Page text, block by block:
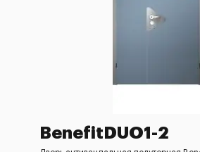
BenefitDUO1-2